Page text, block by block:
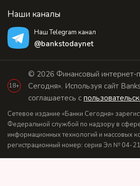
Наши каналы
Наш Telegram канал
@bankstodaynet
18+
© 2026 Финансовый интернет-
Сегодня». Используя сайт
соглашаетесь с
Сетевое издание «Банки Сегодня»
Федеральной службой по надзору в
информационных технологий и массовых
регистрационный номер: серия Эл № 04-